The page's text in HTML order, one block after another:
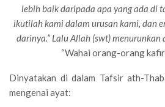
lebih baik daripada apa yang ada di
ikutilah kami dalam urusan kami, dan
darinya.” Lalu Allah (swt) menurunkan
“Wahai orang-orang
Dinyatakan di dalam Tafsir ath-
mengenai ayat: